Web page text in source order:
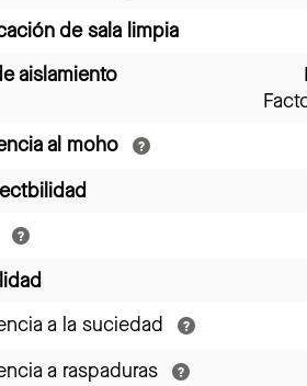
de sala limpia
aislamiento
al moho
a la suciedad
a raspaduras